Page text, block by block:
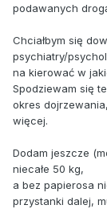
podawanych
Chciałbym się
psychiatry/
na kierować w
Spodziewam się
okres
więcej.
Dodam jeszcze
niecałe 50 kg,
a bez papierosa
przystanki dalej,